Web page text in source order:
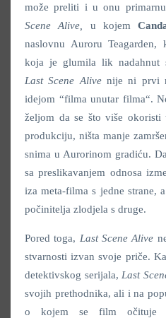
može preliti i u onu
Scene Alive, u kojem
naslovnu Auroru Teagarden,
koja je glumila lik nadahnut
Last Scene Alive nije ni prvi
idejom “filma unutar filma“.
željom da se što više okoristi
produkciju, ništa manje
snima u Aurorinom gradiću.
sa preslikavanjem odnosa
iza meta-filma s jedne strane,
počinitelja zlodjela s druge.
Pored toga, Last Scene Alive
stvarnosti izvan svoje priče.
detektivskog serijala, Last
svojih prethodnika, ali i na
o kojem se film očituje